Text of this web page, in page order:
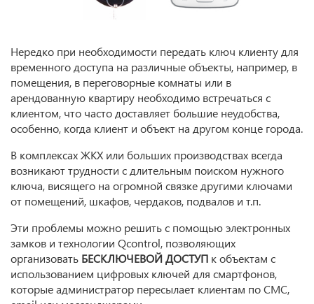
Нередко при необходимости передать ключ клиенту для
временного доступа на различные объекты, например, в
помещения, в переговорные комнаты или в
арендованную квартиру необходимо встречаться с
клиентом, что часто доставляет большие неудобства,
особенно, когда клиент и объект на другом конце города.
В комплексах ЖКХ или больших производствах всегда
возникают трудности с длительным поиском нужного
ключа, висящего на огромной связке другими ключами
от помещений, шкафов, чердаков, подвалов и т.п.
Эти проблемы можно решить с помощью электронных
замков и технологии Qcontrol, позволяющих
организовать БЕСКЛЮЧЕВОЙ ДОСТУП к объектам с
использованием цифровых ключей для смартфонов,
которые администратор пересылает клиентам по СМС,